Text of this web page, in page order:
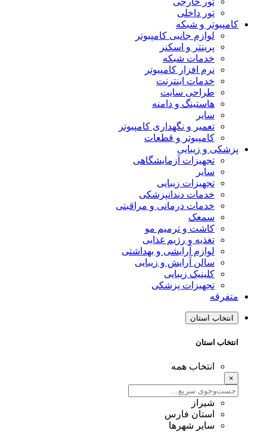
تور داخلی
کامپیوتر و شبکه
لوازم جانبی کامپیوتر
پرینتر و اسکنر
خدمات شبکه
نرم افزار کامپیوتر
خدمات اینترنت
طراحی سایت
هاستینگ و دامنه
سایر
تعمیر و نگهداری کامپیوتر
کامپیوتر و قطعات
پزشکی و زیبایی
تجهیزات آزمایشگاهی
سایر
تجهیزات زیبایی
خدمات دندانپزشکی
خدمات درمانی و مراقبتی
سمعک
کاشت و ترمیم مو
تغذیه و رژیم غذایی
لوازم آرایشی و بهداشتی
سالن آرایش و زیبایی
کلینیک زیبایی
تجهیزات پزشکی
متفرقه
انتخاب استان
انتخاب استان
انتخاب همه
×
شیراز
استان فارس
سایر شهرها